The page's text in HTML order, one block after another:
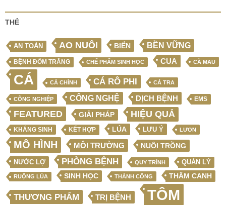
THẺ
AN TOÀN AO NUÔI BIỂN BỀN VỮNG
BỆNH ĐỐM TRẮNG CHẾ PHẨM SINH HỌC CUA CÀ MAU
CÁ CÁ CHÌNH CÁ RÔ PHI CÁ TRA
CÔNG NGHIỆP CÔNG NGHỆ DỊCH BỆNH EMS
FEATURED GIẢI PHÁP HIỆU QUẢ
KHÁNG SINH KẾT HỢP LÚA LƯU Ý LƯƠN
MÔ HÌNH MÔI TRƯỜNG NUÔI TRỒNG
NƯỚC LỢ PHÒNG BỆNH QUY TRÌNH QUẢN LÝ
RUỘNG LÚA SINH HỌC THÀNH CÔNG THÂM CANH
THƯƠNG PHẨM TRỊ BỆNH TÔM